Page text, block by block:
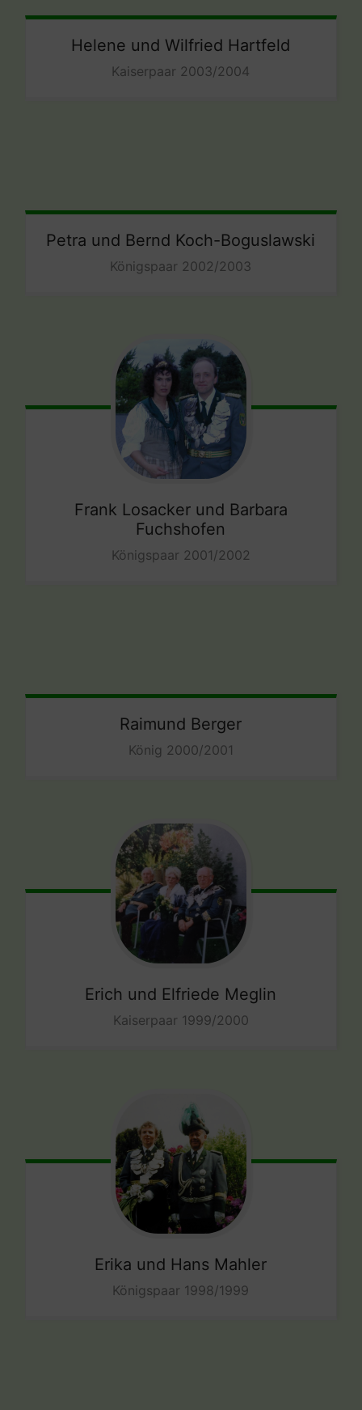
Helene und Wilfried Hartfeld
Kaiserpaar 2003/2004
Petra und Bernd Koch-Boguslawski
Königspaar 2002/2003
Frank Losacker und Barbara
Fuchshofen
Königspaar 2001/2002
Raimund Berger
König 2000/2001
Erich und Elfriede Meglin
Kaiserpaar 1999/2000
Erika und Hans Mahler
Königspaar 1998/1999